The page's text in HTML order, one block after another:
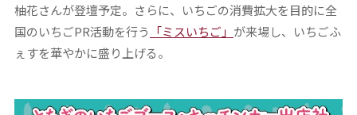
柚花さんが登壇予定。さらに、いちごの消費拡大を目的に全
国のいちごPR活動を行う 「ミスいちご」 が来場し、いちごふ
ぇすを華やかに盛り上げる。